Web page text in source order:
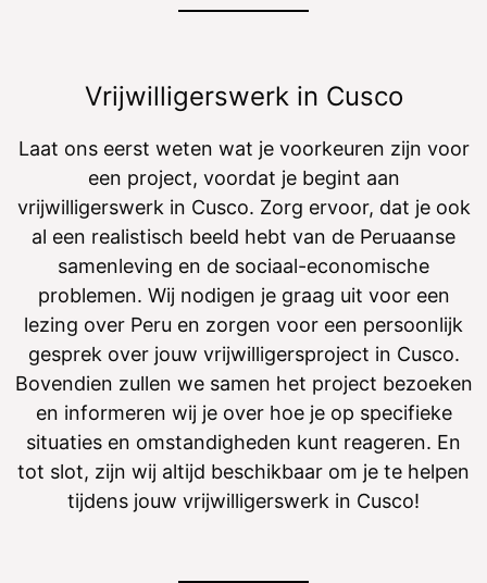
Vrijwilligerswerk in Cusco
Laat ons eerst weten wat je voorkeuren zijn voor
een project, voordat je begint aan
vrijwilligerswerk in Cusco. Zorg ervoor, dat je ook
al een realistisch beeld hebt van de Peruaanse
samenleving en de sociaal-economische
problemen. Wij nodigen je graag uit voor een
lezing over Peru en zorgen voor een persoonlijk
gesprek over jouw vrijwilligersproject in Cusco.
Bovendien zullen we samen het project bezoeken
en informeren wij je over hoe je op specifieke
situaties en omstandigheden kunt reageren. En
tot slot, zijn wij altijd beschikbaar om je te helpen
tijdens jouw vrijwilligerswerk in Cusco!